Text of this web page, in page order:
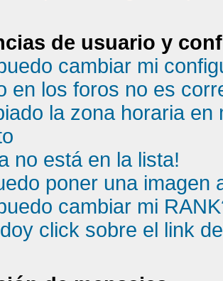
de usuario y
cambiar mi
en los foros no es
la zona horaria
no está en la lista!
poner una imagen
cambiar mi
click sobre el link